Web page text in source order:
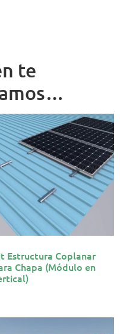
te
Estructura Coplanar
Chapa (Módulo en